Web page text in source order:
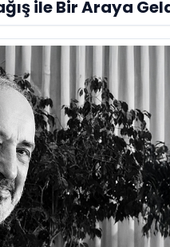
ile Bir Araya